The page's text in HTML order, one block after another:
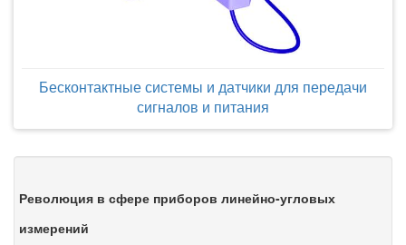
Бесконтактные системы и датчики для передачи
сигналов и питания
Революция в сфере приборов линейно-угловых
измерений